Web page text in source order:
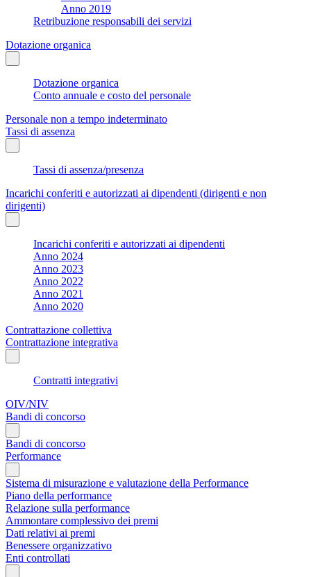
Anno 2019
Retribuzione responsabili dei servizi
Dotazione organica
Dotazione organica
Conto annuale e costo del personale
Personale non a tempo indeterminato
Tassi di assenza
Tassi di assenza/presenza
Incarichi conferiti e autorizzati ai dipendenti (dirigenti e non
dirigenti)
Incarichi conferiti e autorizzati ai dipendenti
Anno 2024
Anno 2023
Anno 2022
Anno 2021
Anno 2020
Contrattazione collettiva
Contrattazione integrativa
Contratti integrativi
OIV/NIV
Bandi di concorso
Bandi di concorso
Performance
Sistema di misurazione e valutazione della Performance
Piano della performance
Relazione sulla performance
Ammontare complessivo dei premi
Dati relativi ai premi
Benessere organizzativo
Enti controllati